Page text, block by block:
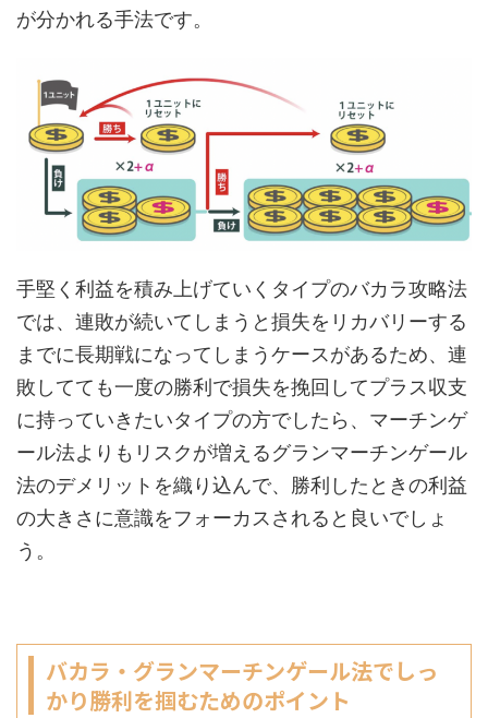
が分かれる手法です。
手堅く利益を積み上げていくタイプのバカラ攻略法
では、連敗が続いてしまうと損失をリカバリーする
までに長期戦になってしまうケースがあるため、連
敗してても一度の勝利で損失を挽回してプラス収支
に持っていきたいタイプの方でしたら、マーチンゲ
ール法よりもリスクが増えるグランマーチンゲール
法のデメリットを織り込んで、勝利したときの利益
の大きさに意識をフォーカスされると良いでしょ
う。
バカラ・グランマーチンゲール法でしっ
かり勝利を掴むためのポイント